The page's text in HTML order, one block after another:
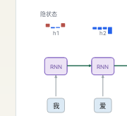
我
RNN
h1
爱
RNN
h2
隐状态